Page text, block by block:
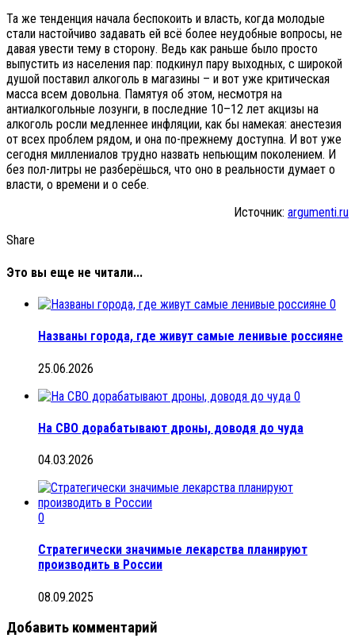
Та же тенденция начала беспокоить и власть, когда молодые
стали настойчиво задавать ей всё более неудобные вопросы, не
давая увести тему в сторону. Ведь как раньше было просто
выпустить из населения пар: подкинул пару выходных, с широкой
душой поставил алкоголь в магазины – и вот уже критическая
масса всем довольна. Памятуя об этом, несмотря на
антиалкогольные лозунги, в последние 10–12 лет акцизы на
алкоголь росли медленнее инфляции, как бы намекая: анестезия
от всех проблем рядом, и она по-прежнему доступна. И вот уже
сегодня миллениалов трудно назвать непьющим поколением. И
без пол-литры не разберёшься, что оно в реальности думает о
власти, о времени и о себе.
Источник: argumenti.ru
Share
Это вы еще не читали...
0
Названы города, где живут самые ленивые россияне
25.06.2026
0
На СВО дорабатывают дроны, доводя до чуда
04.03.2026
0
Стратегически значимые лекарства планируют
производить в России
08.09.2025
Добавить комментарий